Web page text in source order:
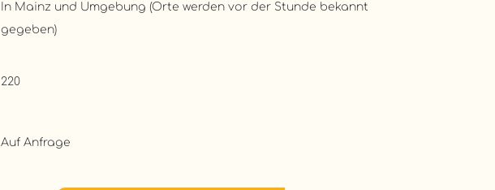
In Mainz und Umgebung (Orte werden vor der Stunde bekannt
gegeben)
220
Auf Anfrage